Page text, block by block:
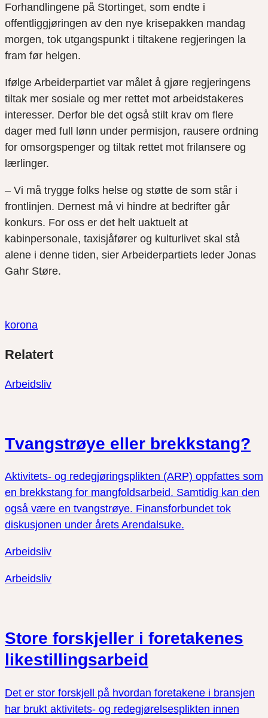
Forhandlingene på Stortinget, som endte i
offentliggjøringen av den nye krisepakken mandag
morgen, tok utgangspunkt i tiltakene regjeringen la
fram før helgen.
Ifølge Arbeiderpartiet var målet å gjøre regjeringens
tiltak mer sosiale og mer rettet mot arbeidstakeres
interesser. Derfor ble det også stilt krav om flere
dager med full lønn under permisjon, rausere ordning
for omsorgspenger og tiltak rettet mot frilansere og
lærlinger.
– Vi må trygge folks helse og støtte de som står i
frontlinjen. Dernest må vi hindre at bedrifter går
konkurs. For oss er det helt uaktuelt at
kabinpersonale, taxisjåfører og kulturlivet skal stå
alene i denne tiden, sier Arbeiderpartiets leder Jonas
Gahr Støre.
korona
link
på
på
Relatert
Arbeidsliv
Tvangstrøye eller brekkstang?
Aktivitets- og redegjøringsplikten (ARP) oppfattes som
en brekkstang for mangfoldsarbeid. Samtidig kan den
også være en tvangstrøye. Finansforbundet tok
diskusjonen under årets Arendalsuke.
Arbeidsliv
Arbeidsliv
Store forskjeller i foretakenes
likestillingsarbeid
Det er stor forskjell på hvordan foretakene i bransjen
har brukt aktivitets- og redegjørelsesplikten innen